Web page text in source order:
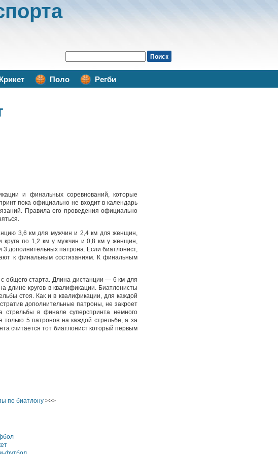
Крикет Поло Регби
и финальных соревнований, которые
пока официально не входит в календарь
Правила его проведения официально
3,6 км для мужчин и 2,4 км для женщин,
по 1,2 км у мужчин и 0,8 км у женщин,
дополнительных патрона. Если биатлонист,
к финальным состязаниям. К финальным
общего старта. Длина дистанции — 6 км для
кругов в квалификации. Биатлонисты
стоя. Как и в квалификации, для каждой
дополнительные патроны, не закроет
в финале суперспринта немного
5 патронов на каждой стрельбе, а за
считается тот биатлонист который первым
по биатлону >>>